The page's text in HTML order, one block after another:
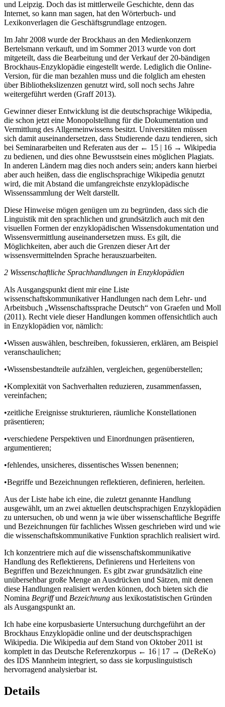
und Leipzig. Doch das ist mittlerweile Geschichte, denn das
Internet, so kann man sagen, hat den Wörterbuch- und
Lexikonverlagen die Geschäftsgrundlage entzogen.
Im Jahr 2008 wurde der Brockhaus an den Medienkonzern
Bertelsmann verkauft, und im Sommer 2013 wurde von dort
mitgeteilt, dass die Bearbeitung und der Verkauf der 20-bändigen
Brockhaus-Enzyklopädie eingestellt werde. Lediglich die Online-
Version, für die man bezahlen muss und die folglich am ehesten
über Bibliothekslizenzen genutzt wird, soll noch sechs Jahre
weitergeführt werden (Graff 2013).
Gewinner dieser Entwicklung ist die deutschsprachige Wikipedia,
die schon jetzt eine Monopolstellung für die Dokumentation und
Vermittlung des Allgemeinwissens besitzt. Universitäten müssen
sich damit auseinandersetzen, dass Studierende dazu tendieren, sich
bei Seminararbeiten und Referaten aus der ← 15 | 16 → Wikipedia
zu bedienen, und dies ohne Bewusstsein eines möglichen Plagiats.
In anderen Ländern mag dies noch anders sein; anders kann hierbei
aber auch heißen, dass die englischsprachige Wikipedia genutzt
wird, die mit Abstand die umfangreichste enzyklopädische
Wissenssammlung der Welt darstellt.
Diese Hinweise mögen genügen um zu begründen, dass sich die
Linguistik mit den sprachlichen und grundsätzlich auch mit den
visuellen Formen der enzyklopädischen Wissensdokumentation und
Wissensvermittlung auseinandersetzen muss. Es gilt, die
Möglichkeiten, aber auch die Grenzen dieser Art der
wissensvermittelnden Sprache herauszuarbeiten.
2 Wissenschaftliche Sprachhandlungen in Enzyklopädien
Als Ausgangspunkt dient mir eine Liste
wissenschaftskommunikativer Handlungen nach dem Lehr- und
Arbeitsbuch „Wissenschaftssprache Deutsch“ von Graefen und Moll
(2011). Recht viele dieser Handlungen kommen offensichtlich auch
in Enzyklopädien vor, nämlich:
•Wissen auswählen, beschreiben, fokussieren, erklären, am Beispiel
veranschaulichen;
•Wissensbestandteile aufzählen, vergleichen, gegenüberstellen;
•Komplexität von Sachverhalten reduzieren, zusammenfassen,
vereinfachen;
•zeitliche Ereignisse strukturieren, räumliche Konstellationen
präsentieren;
•verschiedene Perspektiven und Einordnungen präsentieren,
argumentieren;
•fehlendes, unsicheres, dissentisches Wissen benennen;
•Begriffe und Bezeichnungen reflektieren, definieren, herleiten.
Aus der Liste habe ich eine, die zuletzt genannte Handlung
ausgewählt, um an zwei aktuellen deutschsprachigen Enzyklopädien
zu untersuchen, ob und wenn ja wie über wissenschaftliche Begriffe
und Bezeichnungen für fachliches Wissen geschrieben wird und wie
die wissenschaftskommunikative Funktion sprachlich realisiert wird.
Ich konzentriere mich auf die wissenschaftskommunikative
Handlung des Reflektierens, Definierens und Herleitens von
Begriffen und Bezeichnungen. Es gibt zwar grundsätzlich eine
unübersehbar große Menge an Ausdrücken und Sätzen, mit denen
diese Handlungen realisiert werden können, doch bieten sich die
Nomina Begriffund Bezeichnung aus lexikostatistischen Gründen
als Ausgangspunkt an.
Ich habe eine korpusbasierte Untersuchung durchgeführt an der
Brockhaus Enzyklopädie online und der deutschsprachigen
Wikipedia. Die Wikipedia auf dem Stand von Oktober 2011 ist
komplett in das Deutsche Referenzkorpus ← 16 | 17 → (DeReKo)
des IDS Mannheim integriert, so dass sie korpuslinguistisch
hervorragend analysierbar ist.
Details